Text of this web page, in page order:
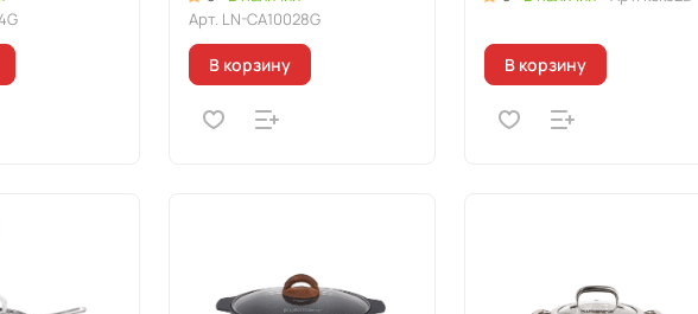
Арт. LN-CA10028G
В корзину В корзину